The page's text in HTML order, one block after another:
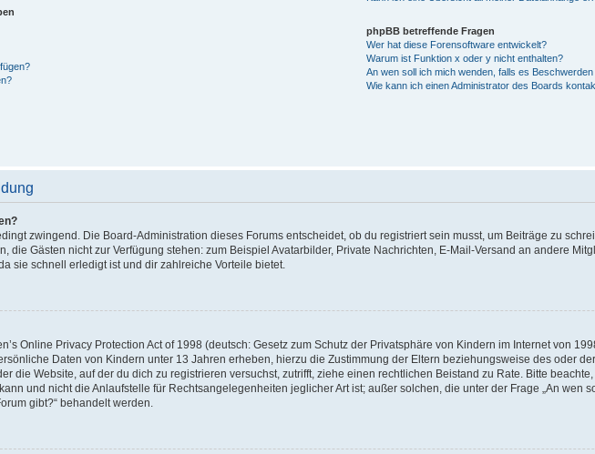
phpBB betreffende Fragen
Wer hat diese Forensoftware entwickelt?
Warum ist Funktion x oder y nicht enthalten?
An wen soll ich mich wenden, falls es
Wie kann ich einen Administrator des Boards
zwingend. Die Board-Administration dieses Forums entscheidet, ob du registriert sein musst, um Beiträge zu
die Gästen nicht zur Verfügung stehen: zum Beispiel Avatarbilder, Private Nachrichten, E-Mail-Versand an andere
sie schnell erledigt ist und dir zahlreiche Vorteile bietet.
Online Privacy Protection Act of 1998 (deutsch: Gesetz zum Schutz der Privatsphäre von Kindern im Internet von
Daten von Kindern unter 13 Jahren erheben, hierzu die Zustimmung der Eltern beziehungsweise des oder
die Website, auf der du dich zu registrieren versuchst, zutrifft, ziehe einen rechtlichen Beistand zu Rate. Bitte
und nicht die Anlaufstelle für Rechtsangelegenheiten jeglicher Art ist; außer solchen, die unter der Frage „An wen
gibt?“ behandelt werden.